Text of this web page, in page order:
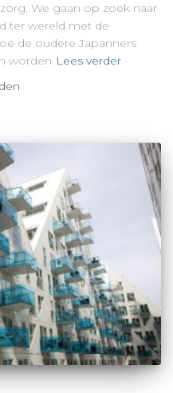
We gaan op zoek naar
ter wereld met de
de oudere Japanners
worden Lees verder